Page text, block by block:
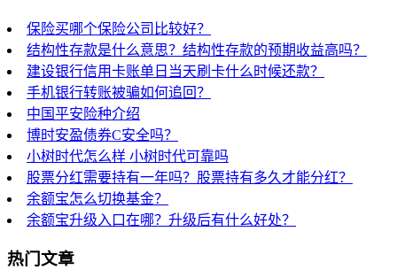
保险买哪个保险公司比较好？
结构性存款是什么意思？结构性存款的预期收益高吗？
建设银行信用卡账单日当天刷卡什么时候还款？
手机银行转账被骗如何追回？
中国平安险种介绍
博时安盈债券C安全吗？
小树时代怎么样 小树时代可靠吗
股票分红需要持有一年吗？股票持有多久才能分红？
余额宝怎么切换基金？
余额宝升级入口在哪？升级后有什么好处？
热门文章